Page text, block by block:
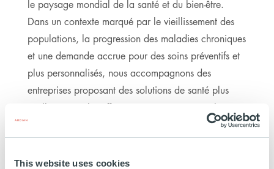
This website uses cookies
le paysage mondial de la santé et du bien-être.
Dans un contexte marqué par le vieillissement des
populations, la progression des maladies chroniques
et une demande accrue pour des soins préventifs et
plus personnalisés, nous accompagnons des
entreprises proposant des solutions de santé plus
intelligentes, plus efficientes et orientées vers les
résultats. Ardian s’associe à des leaders de leur
catégorie qui stimulent l’innovation, l’efficacité et
une croissance durable dans la manière dont les